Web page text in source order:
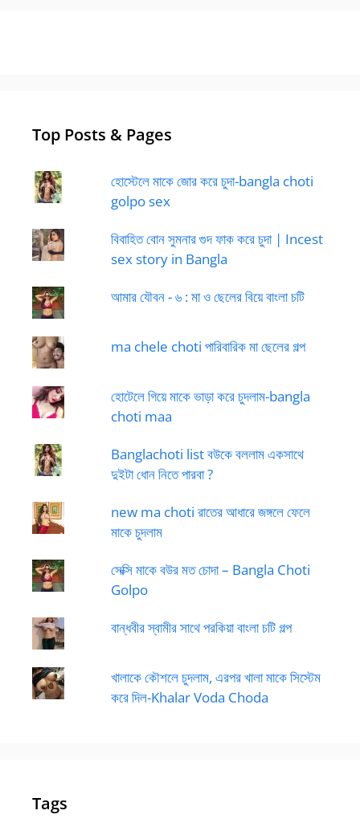
Top Posts & Pages
হোস্টেলে মাকে জোর করে চুদা-bangla choti
golpo sex
বিবাহিত বোন সুমনার গুদ ফাক করে চুদা | Incest
sex story in Bangla
আমার যৌবন - ৬ : মা ও ছেলের বিয়ে বাংলা চটি
ma chele choti পারিবারিক মা ছেলের গল্প
হোটেলে গিয়ে মাকে ভাড়া করে চুদলাম-bangla
choti maa
Banglachoti list বউকে বললাম একসাথে
দুইটা ধোন নিতে পারবা ?
new ma choti রাতের আধারে জঙ্গলে ফেলে
মাকে চুদলাম
সেক্সি মাকে বউর মত চোদা – Bangla Choti
Golpo
বান্ধবীর স্বামীর সাথে পরকিয়া বাংলা চটি গল্প
খালাকে কৌশলে চুদলাম, এরপর খালা মাকে সিস্টেম
করে দিল-Khalar Voda Choda
Tags